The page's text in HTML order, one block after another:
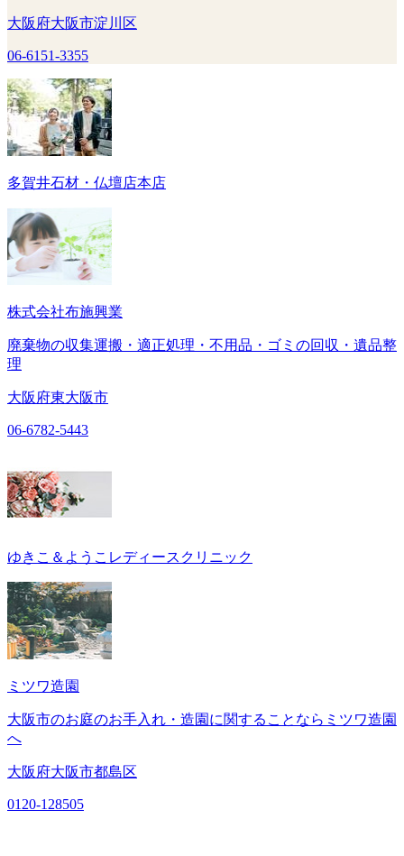
大阪府大阪市淀川区
06-6151-3355
多賀井石材・仏壇店本店
株式会社布施興業
廃棄物の収集運搬・適正処理・不用品・ゴミの回収・遺品整
理
大阪府東大阪市
06-6782-5443
ゆきこ＆ようこレディースクリニック
ミツワ造園
大阪市のお庭のお手入れ・造園に関することならミツワ造園
へ
大阪府大阪市都島区
0120-128505